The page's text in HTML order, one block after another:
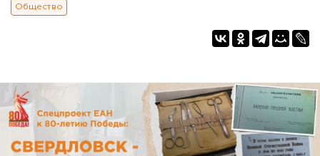
Общество